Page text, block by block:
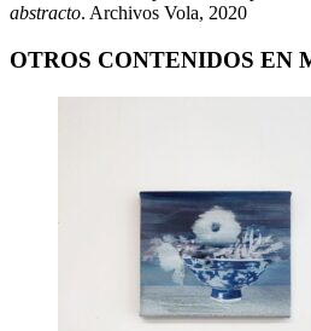
abstracto. Archivos Vola, 2020
OTROS CONTENIDOS EN